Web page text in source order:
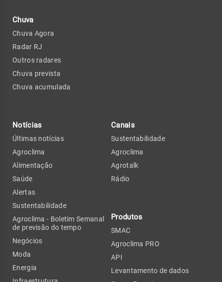
Chuva
Chuva Agora
Radar RJ
Outros radares
Chuva prevista
Chuva acumulada
Notícias
Últimas notícias
Agroclima
Alimentação
Saúde
Alertas
Sustentabilidade
Agroclima - Boletim Semanal
de previsão do tempo
Negócios
Moda
Energia
Canais
Sustentabilidade
Agroclima
Agrotalk
Rádio
Produtos
SMAC
Agroclima PRO
API
Levantamento de dados